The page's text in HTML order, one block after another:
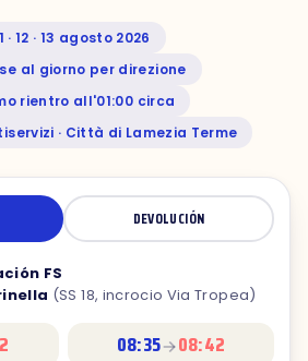
· 12 · 13 agosto 2026
al giorno per direzione
rientro all'01:00 circa
· Città di Lamezia Terme
DEVOLUCIÓN
FS
(SS 18, incrocio Via Tropea)
08:35
08:42